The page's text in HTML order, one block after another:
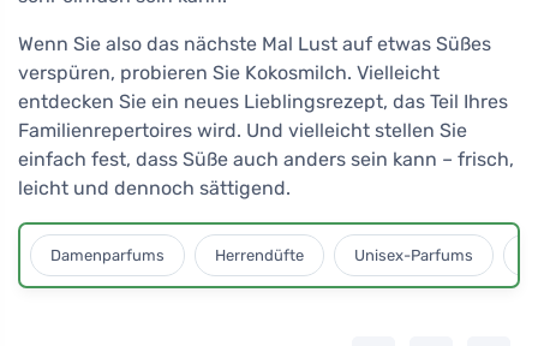
Wenn Sie also das nächste Mal Lust auf etwas Süßes
verspüren, probieren Sie Kokosmilch. Vielleicht
entdecken Sie ein neues Lieblingsrezept, das Teil Ihres
Familienrepertoires wird. Und vielleicht stellen Sie
einfach fest, dass Süße auch anders sein kann – frisch,
leicht und dennoch sättigend.
Damenparfums Herrendüfte Unisex-Parfums